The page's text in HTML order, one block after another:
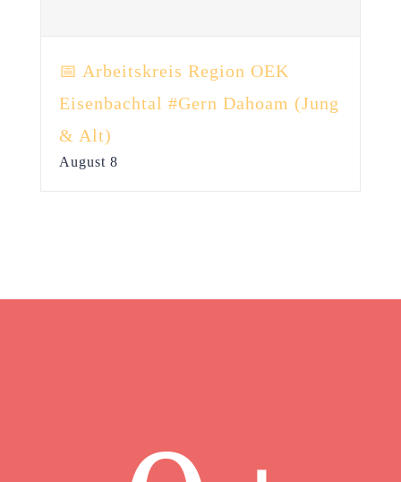
📅 Arbeitskreis Region OEK
Eisenbachtal #Gern Dahoam (Jung
& Alt)
August 8